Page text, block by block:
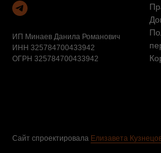
ИП Минаев Данила Романович
ИНН 325784700433942
ОГРН 325784700433942
Сайт спроектировала Елизавета